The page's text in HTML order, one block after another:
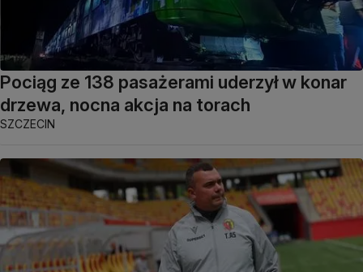
Pociąg ze 138 pasażerami uderzył w konar
drzewa, nocna akcja na torach
SZCZECIN